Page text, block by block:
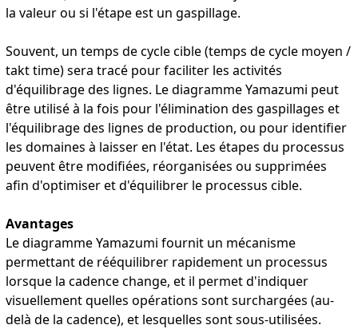
la valeur ou si l'étape est un gaspillage.
Souvent, un temps de cycle cible (temps de cycle moyen /
takt time) sera tracé pour faciliter les activités
d'équilibrage des lignes. Le diagramme Yamazumi peut
être utilisé à la fois pour l'élimination des gaspillages et
l'équilibrage des lignes de production, ou pour identifier
les domaines à laisser en l'état. Les étapes du processus
peuvent être modifiées, réorganisées ou supprimées
afin d'optimiser et d'équilibrer le processus cible.
Avantages
Le diagramme Yamazumi fournit un mécanisme
permettant de rééquilibrer rapidement un processus
lorsque la cadence change, et il permet d'indiquer
visuellement quelles opérations sont surchargées (au-
delà de la cadence), et lesquelles sont sous-utilisées.